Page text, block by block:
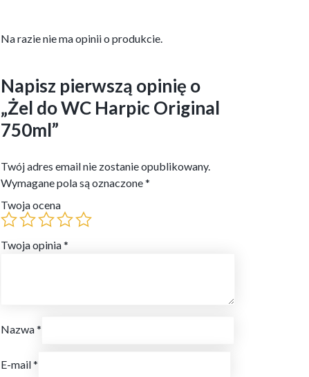
Na razie nie ma opinii o produkcie.
Napisz pierwszą opinię o
„Żel do WC Harpic Original
750ml”
Twój adres email nie zostanie opublikowany.
Wymagane pola są oznaczone*
Twoja ocena
Twoja opinia*
Nazwa*
E-mail*